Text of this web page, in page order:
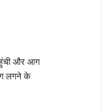
और आग
लगने के